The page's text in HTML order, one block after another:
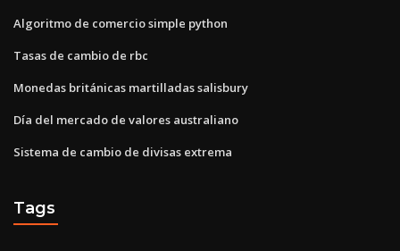
Algoritmo de comercio simple python
Tasas de cambio de rbc
Monedas británicas martilladas salisbury
Día del mercado de valores australiano
Sistema de cambio de divisas extrema
Tags